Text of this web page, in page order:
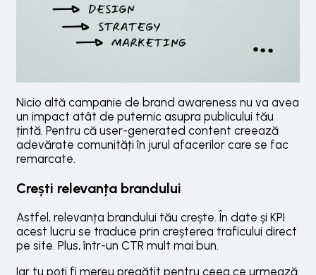
Nicio altă campanie de brand awareness nu va avea
un impact atât de puternic asupra publicului tău
țintă. Pentru că user-generated content creează
adevărate comunități în jurul afacerilor care se fac
remarcate.
Crești relevanța brandului
Astfel, relevanța brandului tău crește. În date și KPI
acest lucru se traduce prin creșterea traficului direct
pe site. Plus, într-un CTR mult mai bun.
Iar tu poți fi mereu pregătit pentru ceea ce urmează.